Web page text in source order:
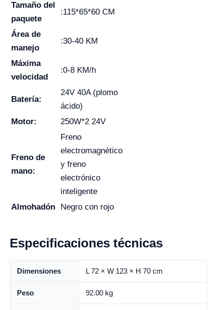
Tamaño del
paquete
:115*65*60 CM
Área de
manejo
:30-40 KM
Máxima
velocidad
:0-8 KM/h
Batería:
24V 40A (plomo
ácido)
Motor:
250W*2 24V
Freno de
mano:
Freno
electromagnético
y freno
electrónico
inteligente
Almohadón
Negro con rojo
Especificaciones técnicas
Dimensiones L 72 × W 123 × H 70 cm
Peso 92.00 kg